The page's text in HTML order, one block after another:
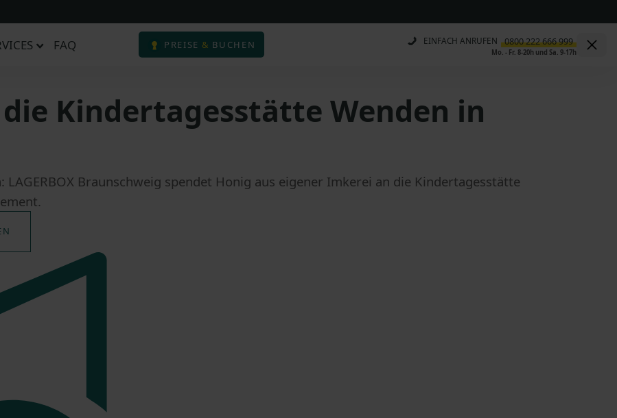
FAQ PREISE & BUCHEN EINFACH ANRUFEN
Mo. - Fr. 8-20h und Sa. 9-17h
Kindertagesstätte Wenden in
Braunschweig spendet Honig aus eigener Imkerei an die Kindertagesstätte